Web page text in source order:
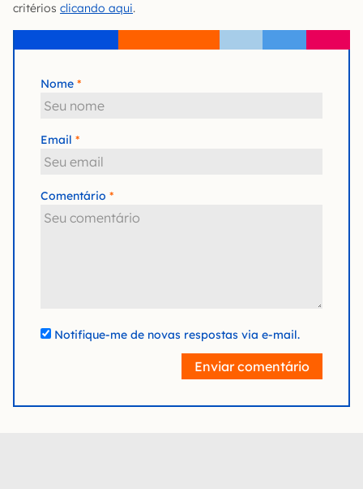
critérios clicando aqui.
Nome
Email
Comentário
Notifique-me de novas respostas via e-mail.
Enviar comentário